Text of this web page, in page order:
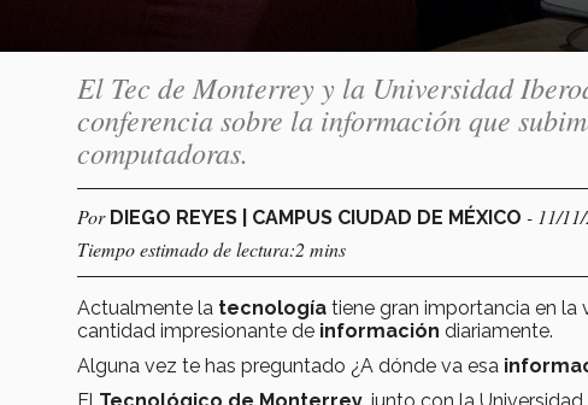
El Tec de Monterrey y la Universidad
conferencia sobre la información que
computadoras.
Por DIEGO REYES | CAMPUS CIUDAD DE MÉXICO - 11/
Tiempo estimado de lectura:2 mins
Actualmente la tecnología tiene gran importancia en la
cantidad impresionante de información diariamente.
Alguna vez te has preguntado ¿A dónde va esa
El Tecnológico de Monterrey, junto con la